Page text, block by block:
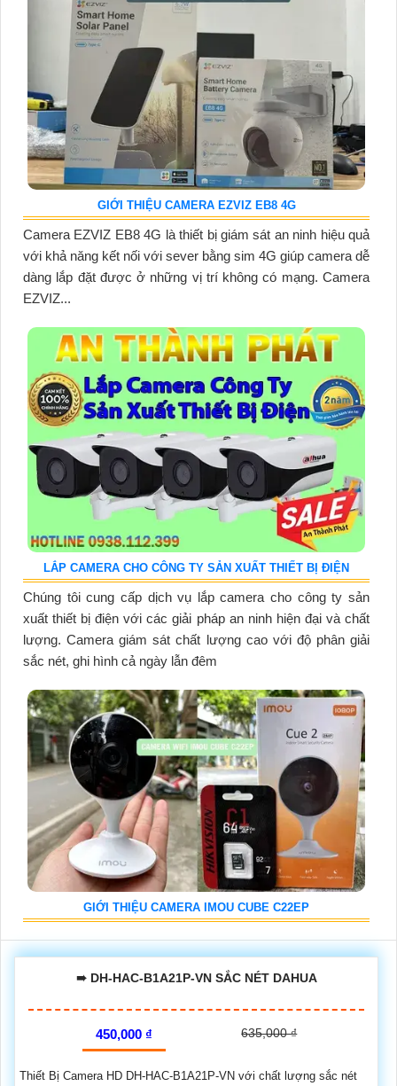
GIỚI THIỆU CAMERA EZVIZ EB8 4G
Camera EZVIZ EB8 4G là thiết bị giám sát an ninh hiệu quả
với khả năng kết nối với sever bằng sim 4G giúp camera dễ
dàng lắp đặt được ở những vị trí không có mạng. Camera
EZVIZ...
LẮP CAMERA CHO CÔNG TY SẢN XUẤT THIẾT BỊ ĐIỆN
Chúng tôi cung cấp dịch vụ lắp camera cho công ty sản
xuất thiết bị điện với các giải pháp an ninh hiện đại và chất
lượng. Camera giám sát chất lượng cao với độ phân giải
sắc nét, ghi hình cả ngày lẫn đêm
GIỚI THIỆU CAMERA IMOU CUBE C22EP
➠ DH-HAC-B1A21P-VN SẮC NÉT DAHUA
450,000 ₫ 635,000 ₫
Thiết Bị Camera HD DH-HAC-B1A21P-VN với chất lượng sắc nét